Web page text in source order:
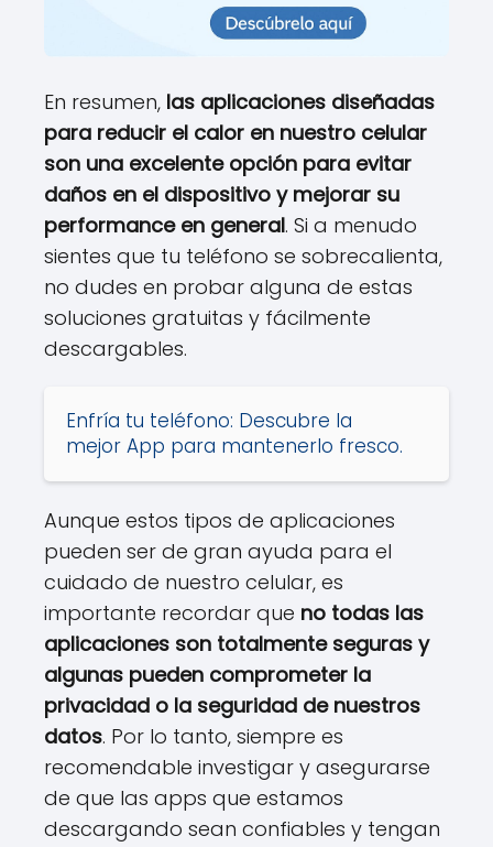
En resumen, las aplicaciones diseñadas
para reducir el calor en nuestro celular
son una excelente opción para evitar
daños en el dispositivo y mejorar su
performance en general. Si a menudo
sientes que tu teléfono se sobrecalienta,
no dudes en probar alguna de estas
soluciones gratuitas y fácilmente
descargables.
Enfría tu teléfono: Descubre la
mejor App para mantenerlo fresco.
Aunque estos tipos de aplicaciones
pueden ser de gran ayuda para el
cuidado de nuestro celular, es
importante recordar que no todas las
aplicaciones son totalmente seguras y
algunas pueden comprometer la
privacidad o la seguridad de nuestros
datos. Por lo tanto, siempre es
recomendable investigar y asegurarse
de que las apps que estamos
descargando sean confiables y tengan